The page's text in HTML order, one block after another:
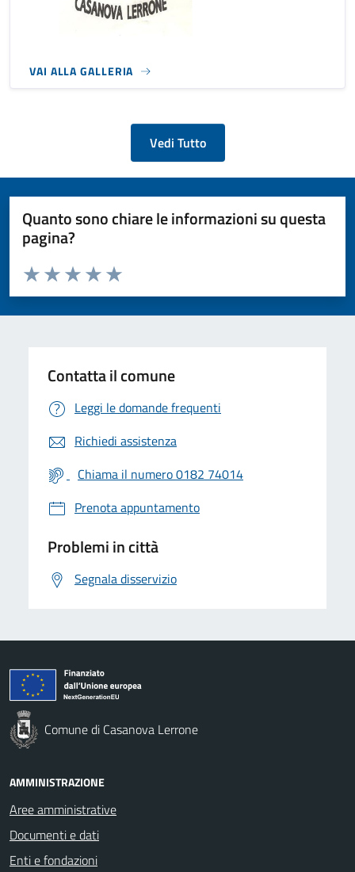
VAI ALLA GALLERIA
Vedi Tutto
Quanto sono chiare le informazioni su questa
pagina?
Valuta da 1 a 5 stelle la pagina
Valuta 5 stelle su 5
Valuta 4 stelle su 5
Valuta 3 stelle su 5
Valuta 2 stelle su 5
Valuta 1 stelle su 5
Contatta il comune
Leggi le domande frequenti
Richiedi assistenza
Chiama il numero 0182 74014
Prenota appuntamento
Problemi in città
Segnala disservizio
Comune di Casanova Lerrone
AMMINISTRAZIONE
Aree amministrative
Documenti e dati
Enti e fondazioni